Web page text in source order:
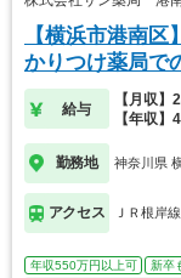
【横浜市港南
かりつけ薬局で
給与
【月収
【年収
勤務地 神奈川県
アクセス ＪＲ根岸
年収550万円以上可 新卒